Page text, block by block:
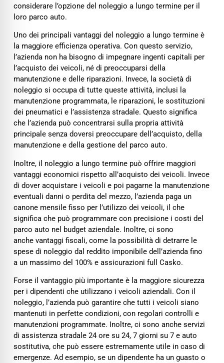
considerare l’opzione del noleggio a lungo termine per il
loro parco auto.
Uno dei principali vantaggi del noleggio a lungo termine è
la maggiore efficienza operativa. Con questo servizio,
l’azienda non ha bisogno di impegnare ingenti capitali per
l’acquisto dei veicoli, né di preoccuparsi della
manutenzione e delle riparazioni. Invece, la società di
noleggio si occupa di tutte queste attività, inclusi la
manutenzione programmata, le riparazioni, le sostituzioni
dei pneumatici e l’assistenza stradale. Questo significa
che l’azienda può concentrarsi sulla propria attività
principale senza doversi preoccupare dell’acquisto, della
manutenzione e della gestione del parco auto.
Inoltre, il noleggio a lungo termine può offrire maggiori
vantaggi economici rispetto all’acquisto dei veicoli. Invece
di dover acquistare i veicoli e poi pagarne la manutenzione
eventuali danni o perdita del mezzo, l’azienda paga un
canone mensile fisso per l’utilizzo dei veicoli, il che
significa che può programmare con precisione i costi del
parco auto nel budget aziendale. Inoltre, ci sono
anche vantaggi fiscali, come la possibilità di detrarre le
spese di noleggio dal reddito imponibile dell’azienda fino
a un massimo del 100% e assicurazioni full Casko.
Forse il vantaggio più importante è la maggiore sicurezza
per i dipendenti che utilizzano i veicoli aziendali. Con il
noleggio, l’azienda può garantire che tutti i veicoli siano
mantenuti in perfette condizioni, con regolari controlli e
manutenzioni programmate. Inoltre, ci sono anche servizi
di assistenza stradale 24 ore su 24, 7 giorni su 7 e auto
sostitutiva, che può essere estremamente utile in caso di
emergenze. Ad esempio, se un dipendente ha un guasto o